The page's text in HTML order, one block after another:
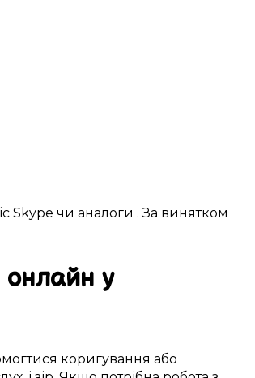
Skype чи аналоги .За винятком
онлайн у
коригування або